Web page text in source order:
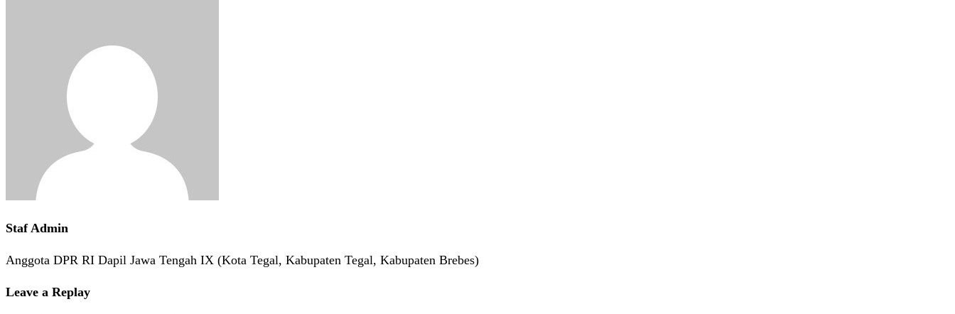
Staf Admin
Anggota DPR RI Dapil Jawa Tengah IX (Kota Tegal, Kabupaten Tegal, Kabupaten Brebes)
Leave a Replay